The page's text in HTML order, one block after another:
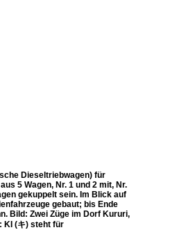
Dieseltriebwagen) für
5 Wagen, Nr. 1 und 2 mit, Nr.
gekuppelt sein. Im Blick auf
gebaut; bis Ende
Bild: Zwei Züge im Dorf Kururi,
KI (キ) steht für